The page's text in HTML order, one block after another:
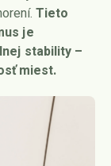
Tieto
je
stability –
miest.